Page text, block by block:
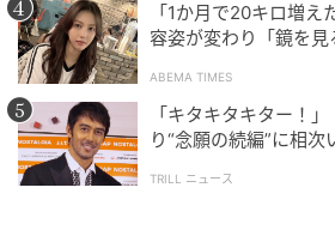
「1か月で20キロ増
容姿が変わり「鏡を見
ABEMA TIMES
「キタキタキター！
り“念願の続編”に相
TRILL ニュース